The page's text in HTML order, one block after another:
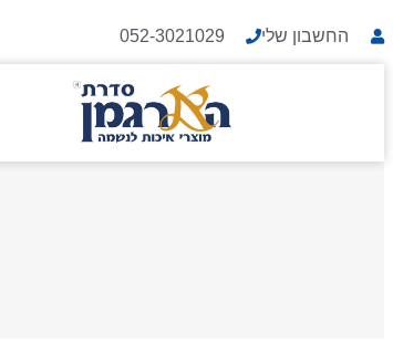
החשבון שלי 052-3021029